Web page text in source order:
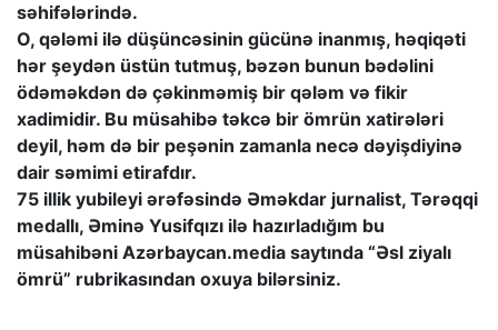
səhifələrində.
O, qələmi ilə düşüncəsinin gücünə inanmış, həqiqəti
hər şeydən üstün tutmuş, bəzən bunun bədəlini
ödəməkdən də çəkinməmiş bir qələm və fikir
xadimidir. Bu müsahibə təkcə bir ömrün xatirələri
deyil, həm də bir peşənin zamanla necə dəyişdiyinə
dair səmimi etirafdır.
75 illik yubileyi ərəfəsində Əməkdar jurnalist, Tərəqqi
medallı, Əminə Yusifqızı ilə hazırladığım bu
müsahibəni Azərbaycan.media saytında “Əsl ziyalı
ömrü” rubrikasından oxuya bilərsiniz.